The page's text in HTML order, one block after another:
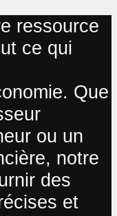
ressource
ce qui
Que
ou un
notre
des
et